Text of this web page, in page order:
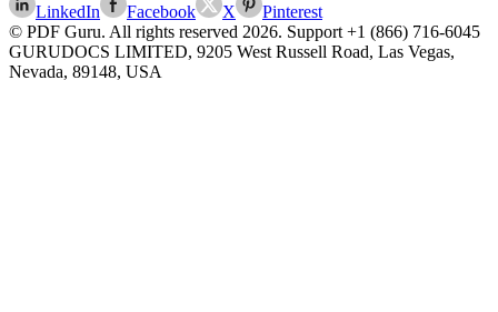
LinkedIn
Facebook X
Pinterest
© PDF Guru. All rights reserved 2026. Support +1 (866) 716-6045
GURUDOCS LIMITED, 9205 West Russell Road, Las Vegas,
Nevada, 89148, USA